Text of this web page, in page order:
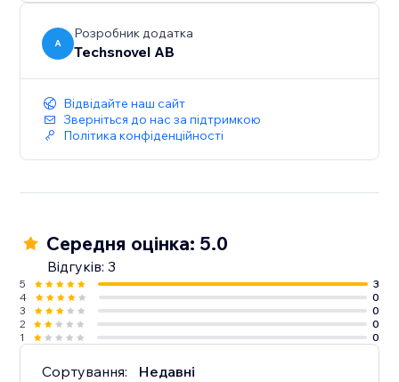
https://www.youtube.com/@Teechats
A
Розробник додатка
Techsnovel AB
Відвідайте наш сайт
Зверніться до нас за підтримкою
Політика конфіденційності
Середня оцінка: 5.0
Відгуків: 3
5
3
4
0
3
0
2
0
1
0
Сортування: Недавні